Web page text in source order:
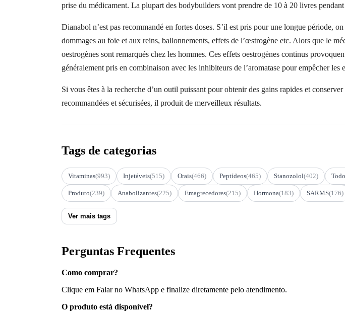
prise du médicament. La plupart des bodybuilders vont prendre de 10 à 20 livres pendant
Dianabol n’est pas recommandé en fortes doses. S’il est pris pour une longue période,
dommages au foie et aux reins, ballonnements, effets de l’œstrogène etc. Alors que le
oestrogènes sont remarqués chez les hommes. Ces effets oestrogènes continus
généralement pris en combinaison avec les inhibiteurs de l’aromatase pour empêcher
Si vous êtes à la recherche d’un outil puissant pour obtenir des gains rapides et
recommandées et sécurisées, il produit de merveilleux résultats.
Tags de categorias
Vitaminas(993) Injetáveis(515) Orais(466) Peptídeos(465) Stanozolol(402)
Produto(239) Anabolizantes(225) Emagrecedores(215) Hormona(183) SARMS(176)
Ver mais tags
Perguntas Frequentes
Como comprar?
Clique em Falar no WhatsApp e finalize diretamente pelo atendimento.
O produto está disponível?